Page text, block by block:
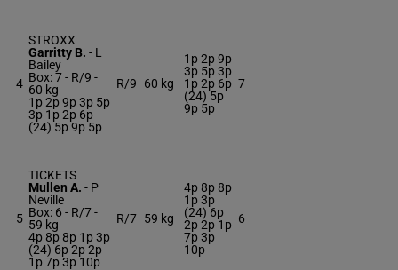
4
STROXX
Garritty B. - L
Bailey
Box: 7 - R/9 -
60 kg
1p 2p 9p 3p 5p
3p 1p 2p 6p
(24) 5p 9p 5p
R/9 60 kg
1p 2p 9p
3p 5p 3p
1p 2p 6p
(24) 5p
9p 5p
7
5
TICKETS
Mullen A. - P
Neville
Box: 6 - R/7 -
59 kg
4p 8p 8p 1p 3p
(24) 6p 2p 2p
1p 7p 3p 10p
R/7 59 kg
4p 8p 8p
1p 3p
(24) 6p
2p 2p 1p
7p 3p
10p
6